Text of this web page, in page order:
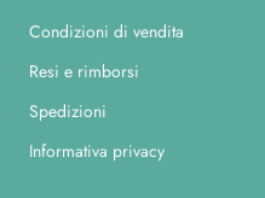
Condizioni di vendita
Resi e rimborsi
Spedizioni
Informativa privacy